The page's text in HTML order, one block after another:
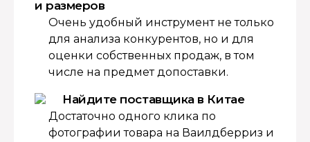
и размеров
Очень удобный инструмент не только
для анализа конкурентов, но и для
оценки собственных продаж, в том
числе на предмет допоставки.
Найдите поставщика в Китае
Достаточно одного клика по
фотографии товара на Ваилдберриз и